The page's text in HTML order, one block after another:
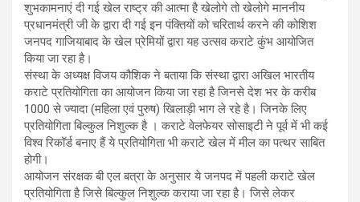
शुभकामनाएं दी गई खेल राष्ट्र की आत्मा है खेलोगे तो खेलोगे माननीय
प्रधानमंत्री जी के द्वारा दी गई इन पंक्तियों को चरितार्थ करने की कोशिश
जनपद गाजियाबाद के खेल प्रेमियों द्वारा यह उत्सव कराटे कुंभ आयोजित
किया जा रहा है।
संस्था के अध्यक्ष विजय कौशिक ने बताया कि संस्था द्वारा अखिल भारतीय
कराटे प्रतियोगिता का आयोजन किया जा रहा है जिनसे देश भर के करीब
1000 से ज्यादा (महिला एवं पुरुष) खिलाड़ी भाग ले रहे है। जिनके लिए
प्रतियोगिता बिल्कुल निशुल्क है । कराटे वेलफेयर सोसाइटी ने पूर्व में भी कई
विश्व रिकॉर्ड बनाए हैं ये प्रतियोगिता भी कराटे खेल में मील का पत्थर साबित
होगी।
आयोजन संरक्षक बी एल बत्रा के अनुसार ये जनपद में पहली कराटे खेल
प्रतियोगिता है जिसे बिल्कुल निशुल्क कराया जा रहा है। जिसे लेकर